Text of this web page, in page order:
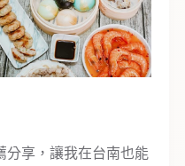
分享 ，讓我在台南也能